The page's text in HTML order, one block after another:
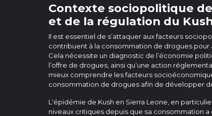
Contexte sociopolitique
et de la régulation du
Il est essentiel de s’attaquer aux facteurs
contribuent à la consommation de drogues
Cela nécessite un diagnostic de l’économie
l’offre de drogues, ainsi qu’une action
mieux comprendre les facteurs
consommation de drogues afin de développer
L'épidémie de Kush en Sierra Leone, en
niveaux critiques depuis que sa consommation